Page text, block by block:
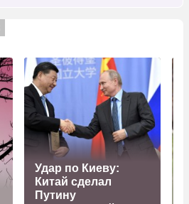
Удар по Киеву:
Китай сделал
Путину